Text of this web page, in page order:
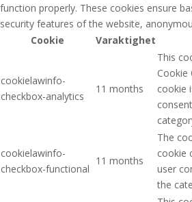
function properly. These cookies ensure
security features of the website,
Cookie
Varaktighet
cookielawinfo-
checkbox-analytics
11 months
This
Cookie
cookie
cookielawinfo-
checkbox-functional
11 months
The
cookie
user
the